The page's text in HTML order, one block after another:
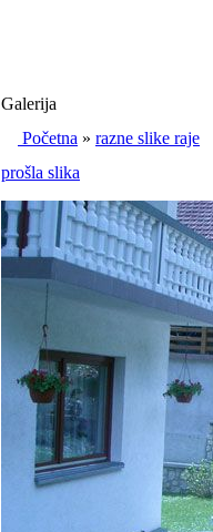
Galerija
Početna » razne slike raje
prošla slika